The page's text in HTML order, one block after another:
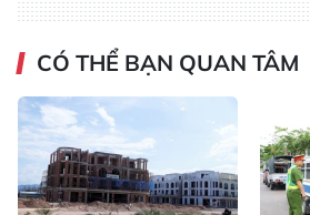
CÓ THỂ BẠN QUAN TÂM